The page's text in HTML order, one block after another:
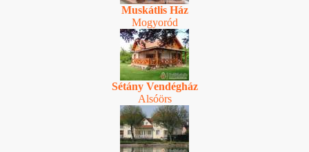
Muskátlis Ház
Mogyoród
Sétány Vendégház
Alsóörs